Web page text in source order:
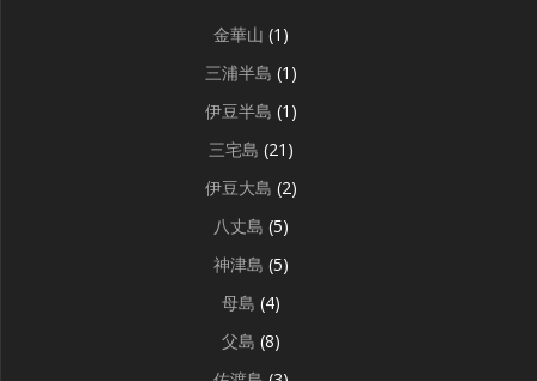
金華山 (1)
三浦半島 (1)
伊豆半島 (1)
三宅島 (21)
伊豆大島 (2)
八丈島 (5)
神津島 (5)
母島 (4)
父島 (8)